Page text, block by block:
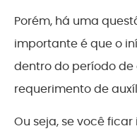
Porém, há uma
importante é que o
dentro do período
requerimento de
Ou seja, se você